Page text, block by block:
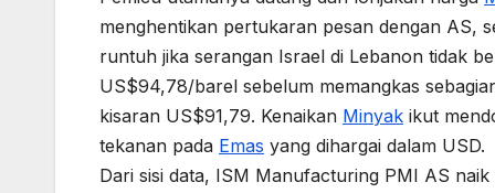
menghentikan pertukaran pesan dengan AS,
runtuh jika serangan Israel di Lebanon tidak
US$94,78/barel sebelum memangkas
kisaran US$91,79. Kenaikan Minyak ikut
tekanan pada Emas yang dihargai dalam USD.
Dari sisi data, ISM Manufacturing PMI AS